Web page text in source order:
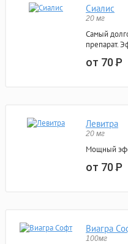
Сиалис
20 мг
Самый
препарат.
от 70Р
Левитра
20 мг
Мощный
от 70Р
Виагра
100мг